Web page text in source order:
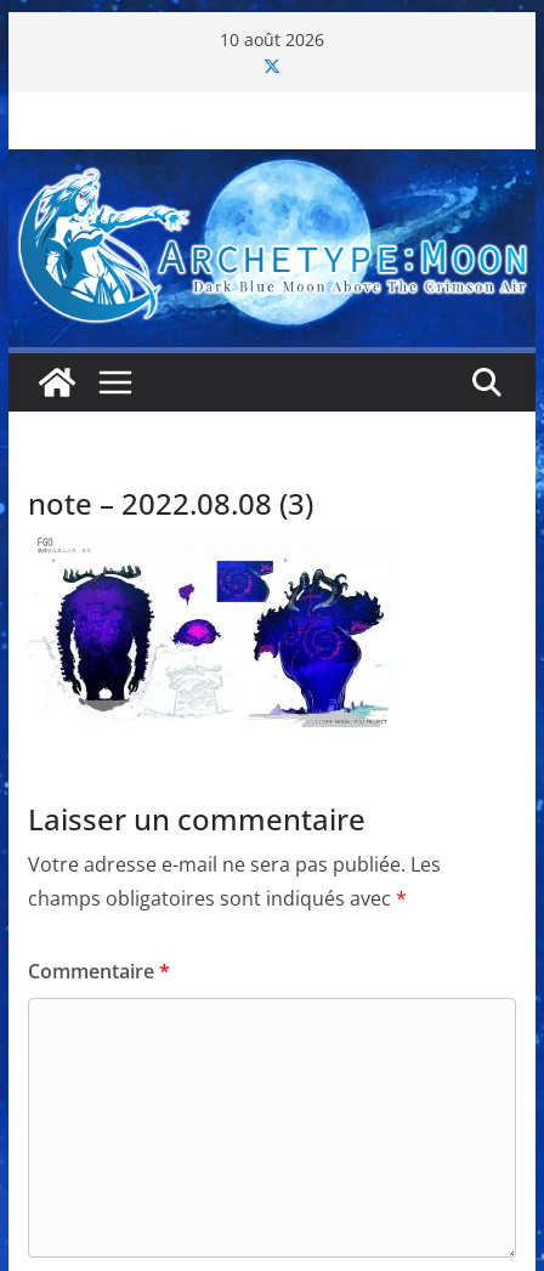
au
contenu
10 août 2026
note – 2022.08.08 (3)
Laisser un commentaire
Votre adresse e-mail ne sera pas publiée. Les
champs obligatoires sont indiqués avec *
Commentaire*